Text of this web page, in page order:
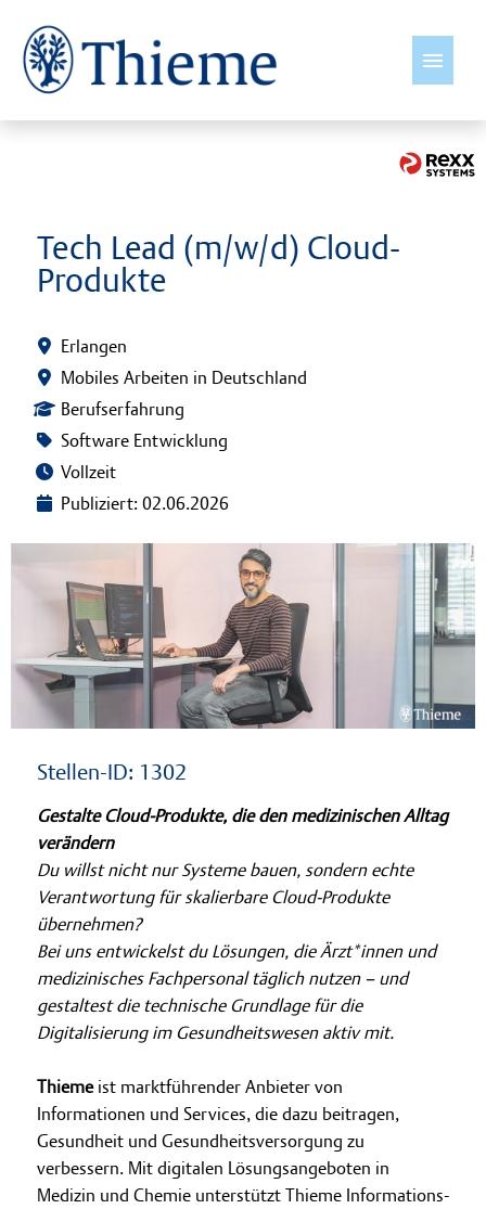
Insights
International wirksam
Young Talents
Kultur & Werte
Lernen bei Thieme
Tech Lead (m/w/d) Cloud-
Produkte
Erlangen
Mobiles Arbeiten in Deutschland
Berufserfahrung
Software Entwicklung
Vollzeit
Publiziert: 02.06.2026
Stellen-ID: 1302
Gestalte Cloud-Produkte, die den medizinischen Alltag
verändern
Du willst nicht nur Systeme bauen, sondern echte
Verantwortung für skalierbare Cloud-Produkte
übernehmen?
Bei uns entwickelst du Lösungen, die Ärzt*innen und
medizinisches Fachpersonal täglich nutzen – und
gestaltest die technische Grundlage für die
Digitalisierung im Gesundheitswesen aktiv mit.
Thiemeist marktführender Anbieter von
Informationen und Services, die dazu beitragen,
Gesundheit und Gesundheitsversorgung zu
verbessern. Mit digitalen Lösungsangeboten in
Medizin und Chemie unterstützt Thieme Informations-